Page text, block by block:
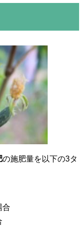
の施肥量を以下の3タ
合